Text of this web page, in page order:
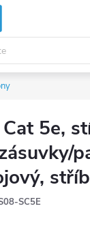
5e,
SC5E